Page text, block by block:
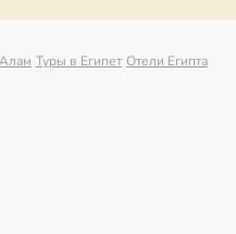
Туры в Египет Отели Египта